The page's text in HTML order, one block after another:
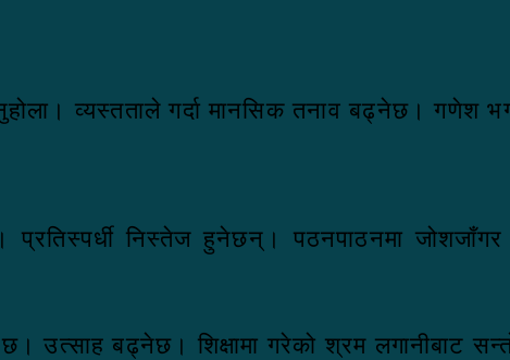
व्यस्तताले गर्दा मानसिक तनाव बढ्नेछ। गणेश
निस्तेज हुनेछन्। पठनपाठनमा
उत्साह बढ्नेछ। शिक्षामा गरेको श्रम लगानीबाट